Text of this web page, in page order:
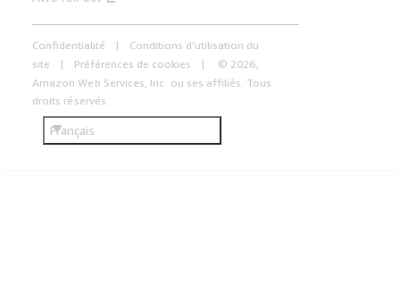
Confidentialité
Conditions d'utilisation du
site
Préférences de cookies
© 2026,
Amazon Web Services, Inc. ou ses affiliés. Tous
droits réservés.
Français